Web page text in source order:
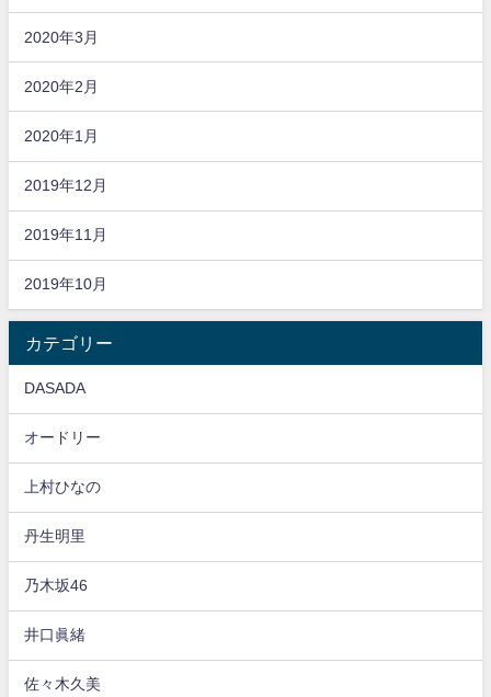
2020年3月
2020年2月
2020年1月
2019年12月
2019年11月
2019年10月
カテゴリー
DASADA
オードリー
上村ひなの
丹生明里
乃木坂46
井口眞緒
佐々木久美